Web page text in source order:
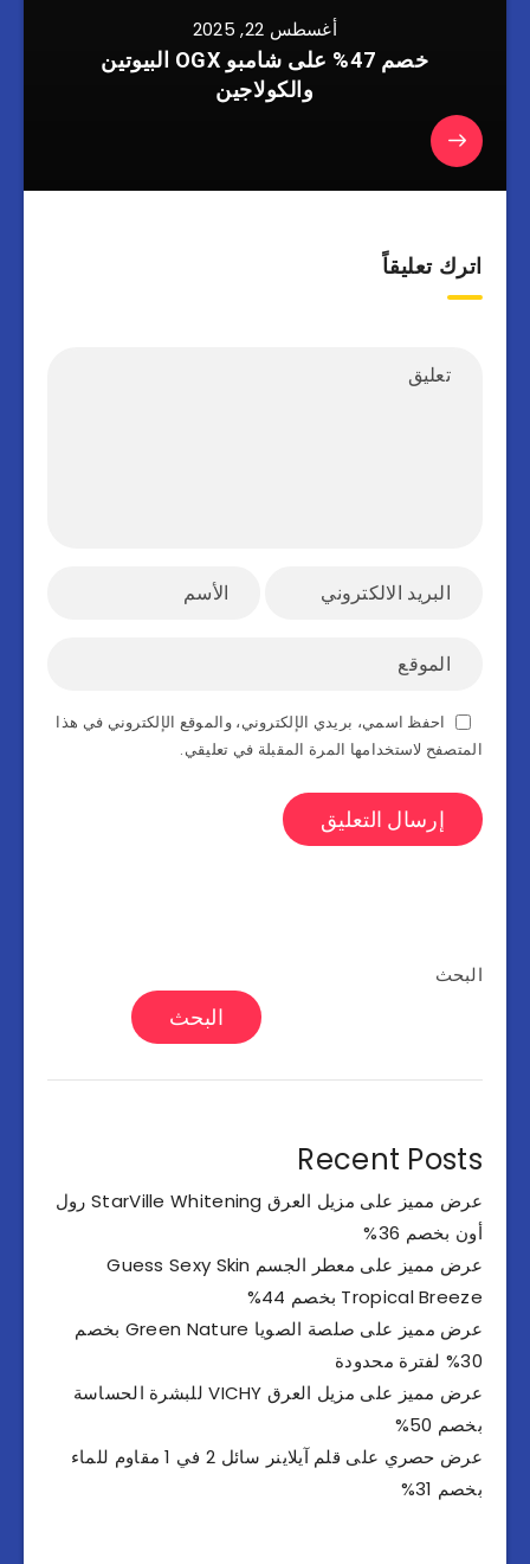
أغسطس 22, 2025
خصم 47% على شامبو OGX البيوتين
والكولاجين
اترك تعليقاً
احفظ اسمي، بريدي الإلكتروني، والموقع الإلكتروني في هذا
المتصفح لاستخدامها المرة المقبلة في تعليقي.
البحث
البحث
Recent Posts
عرض مميز على مزيل العرق StarVille Whitening رول
أون بخصم 36%
عرض مميز على معطر الجسم Guess Sexy Skin
Tropical Breeze بخصم 44%
عرض مميز على صلصة الصويا Green Nature بخصم
30% لفترة محدودة
عرض مميز على مزيل العرق VICHY للبشرة الحساسة
بخصم 50%
عرض حصري على قلم آيلاينر سائل 2 في 1 مقاوم للماء
بخصم 31%